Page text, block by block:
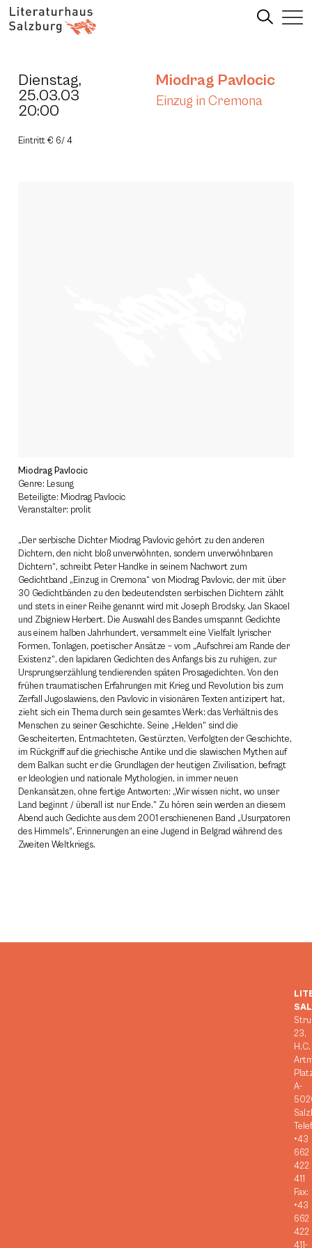
Dienstag,
25.03.03
20:00
Miodrag Pavlocic
Einzug in Cremona
Eintritt € 6/ 4
Miodrag Pavlocic
Genre: Lesung
Beteiligte: Miodrag Pavlocic
Veranstalter: prolit
„Der serbische Dichter Miodrag Pavlovic gehört zu den anderen
Dichtern, den nicht bloß unverwöhnten, sondern unverwöhnbaren
Dichtern“, schreibt Peter Handke in seinem Nachwort zum
Gedichtband „Einzug in Cremona“ von Miodrag Pavlovic, der mit über
30 Gedichtbänden zu den bedeutendsten serbischen Dichtern zählt
und stets in einer Reihe genannt wird mit Joseph Brodsky, Jan Skacel
und Zbigniew Herbert. Die Auswahl des Bandes umspannt Gedichte
aus einem halben Jahrhundert, versammelt eine Vielfalt lyrischer
Formen, Tonlagen, poetischer Ansätze – vom „Aufschrei am Rande der
Existenz“, den lapidaren Gedichten des Anfangs bis zu ruhigen, zur
Ursprungserzählung tendierenden späten Prosagedichten. Von den
frühen traumatischen Erfahrungen mit Krieg und Revolution bis zum
Zerfall Jugoslawiens, den Pavlovic in visionären Texten antizipert hat,
zieht sich ein Thema durch sein gesamtes Werk: das Verhältnis des
Menschen zu seiner Geschichte. Seine „Helden“ sind die
Gescheiterten, Entmachteten, Gestürzten, Verfolgten der Geschichte,
im Rückgriff auf die griechische Antike und die slawischen Mythen auf
dem Balkan sucht er die Grundlagen der heutigen Zivilisation, befragt
er Ideologien und nationale Mythologien, in immer neuen
Denkansätzen, ohne fertige Antworten: „Wir wissen nicht, wo unser
Land beginnt / überall ist nur Ende.“ Zu hören sein werden an diesem
Abend auch Gedichte aus dem 2001 erschienenen Band „Usurpatoren
des Himmels“, Erinnerungen an eine Jugend in Belgrad während des
Zweiten Weltkriegs.
23,
H.C.
A-
+43
662
422
411
Fax:
+43
662
422
411-